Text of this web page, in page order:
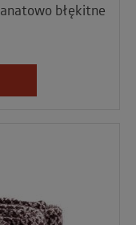
błękitne